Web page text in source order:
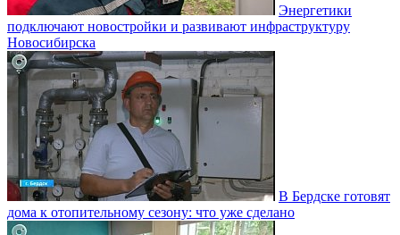
Энергетики
подключают новостройки и развивают инфраструктуру
Новосибирска
В Бердске готовят
дома к отопительному сезону: что уже сделано